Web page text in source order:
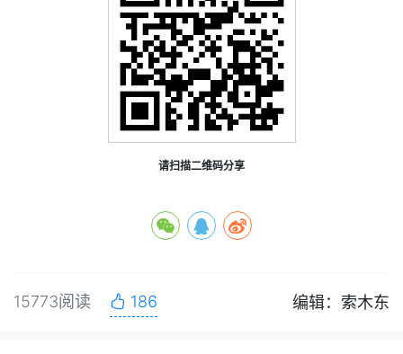
请扫描二维码分享
15773阅读 186 编辑：索木东